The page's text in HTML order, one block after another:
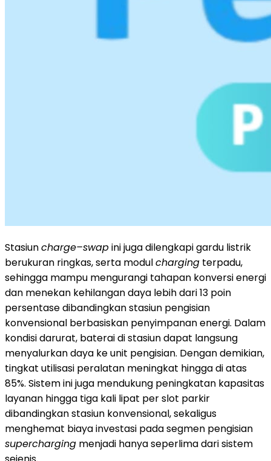
Stasiuncharge–swapini juga dilengkapi gardu listrik
berukuran ringkas, serta modulcharging terpadu,
sehingga mampu mengurangi tahapan konversi energi
dan menekan kehilangan daya lebih dari 13 poin
persentase dibandingkan stasiun pengisian
konvensional berbasiskan penyimpanan energi. Dalam
kondisi darurat, baterai di stasiun dapat langsung
menyalurkan daya ke unit pengisian. Dengan demikian,
tingkat utilisasi peralatan meningkat hingga di atas
85%. Sistem ini juga mendukung peningkatan kapasitas
layanan hingga tiga kali lipat per slot parkir
dibandingkan stasiun konvensional, sekaligus
menghemat biaya investasi pada segmen pengisian
supercharging menjadi hanya seperlima dari sistem